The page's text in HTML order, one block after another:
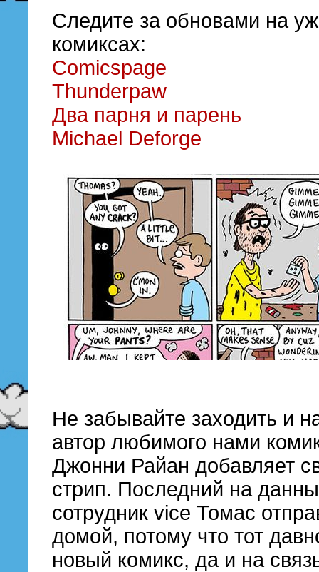
Следите за обновами на
комиксах:
Comicspage
Thunderpaw
Два парня и парень
Michael Deforge
Не забывайте заходить и
автор любимого нами
Джонни Райан добавляет
стрип. Последний на
сотрудник vice Томас
домой, потому что тот
новый комикс, да и на